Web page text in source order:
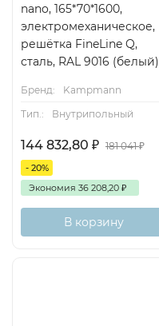
nano, 165*70*1600,
электромеханическое,
решётка FineLine Q,
сталь, RAL 9016 (белый)
Бренд:
Kampmann
Тип.:
Внутрипольный
144 832,80 ₽ 181 041₽
- 20%
Экономия 36 208,20 ₽
В корзину